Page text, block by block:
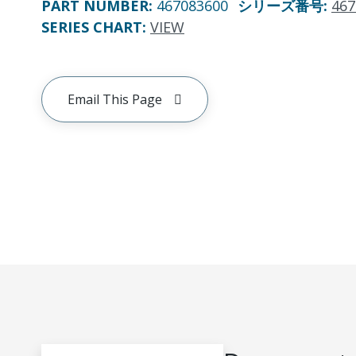
PART NUMBER: 467083600 シリーズ番号:
SERIES CHART: VIEW
Email This Page